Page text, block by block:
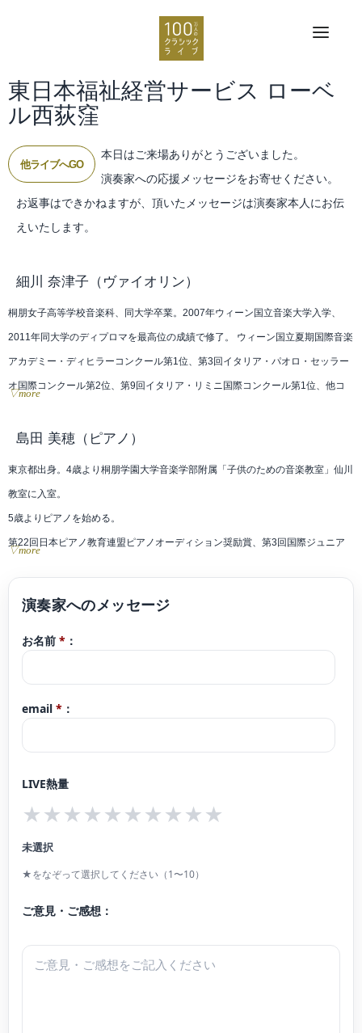
東日本福祉経営サービス ローベ
ル西荻窪
他ライブへGO
本日はご来場ありがとうございました。
演奏家への応援メッセージをお寄せください。
お返事はできかねますが、頂いたメッセージは演奏家本人にお伝
えいたします。
細川 奈津子 （ヴァイオリン）
桐朋女子高等学校音楽科、同大学卒業。2007年ウィーン国立音楽大学入学、
2011年同大学のディプロマを最高位の成績で修了。 ウィーン国立夏期国際音楽
アカデミー・ディヒラーコンクール第1位、第3回イタリア・パオロ・セッラー
オ国際コンクール第2位、第9回イタリア・リミニ国際コンクール第1位、他コ
EnsembleNOVA、メセナオーケストラとの共演や、佐渡裕オーケストラツアー
動をしている。
桐朋学園大学附属「子供のための音楽教室」長野教室講師。
これまでに宮下理恵、塩貝みつる、原ゆかり、篠﨑功子、R・ランダッハー、
長野県信濃町出身、東京都在住。
▽more
島田 美穂 （ピアノ）
東京都出身。4歳より桐朋学園大学音楽学部附属「子供のための音楽教室」仙川
教室に入室。
5歳よりピアノを始める。
第22回日本ピアノ教育連盟ピアノオーディション奨励賞、第3回国際ジュニア
賞、第16回日本演奏家コンクール奨励賞等を受賞。
桐朋女子高等学校音楽科を経て、桐朋学園大学音楽学部卒業。同大学カレッジ
ザルツブルクモーツァルテウム音楽大学夏季国際音楽アカデミー、ウィーン国
際音楽ゼミナールにてディプロマを取得、同セミナー選抜修了コンサートに出
村徹、三輪郁の各氏に、室内楽を梅村祐子、漆原啓子、エマニュエル・ジラー
ルの各氏に、特別ピアノクラスにて片山敬子氏に師事。
▽more
お名前 * ：
email * ：
LIVE熱量
★★★★★★★★★★
未選択
★をなぞって選択してください（1〜10）
ご意見・ご感想：